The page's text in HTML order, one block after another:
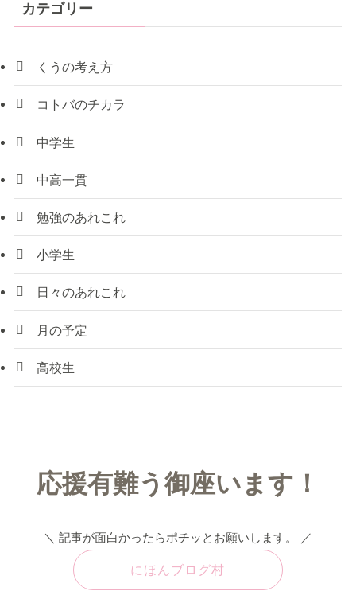
カテゴリー
くうの考え方
コトバのチカラ
中学生
中高一貫
勉強のあれこれ
小学生
日々のあれこれ
月の予定
高校生
応援有難う御座います！
＼ 記事が面白かったらポチッとお願いします。 ／
にほんブログ村